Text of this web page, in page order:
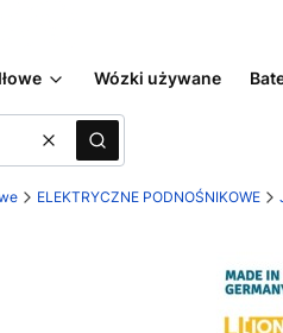
Wózki używane
WyczyśćSzukaj
ELEKTRYCZNE PODNOŚNIKOWE